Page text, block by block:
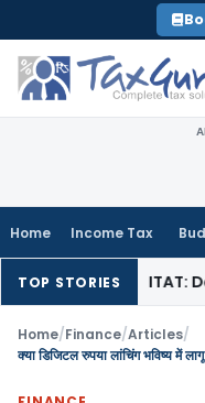
to
content
Home Income Tax
TOP STORIES
Tax ITAT: Deletes
Home/Finance/Articles/
क्या डिजिटल रुपया लांचिंग भविष्य में